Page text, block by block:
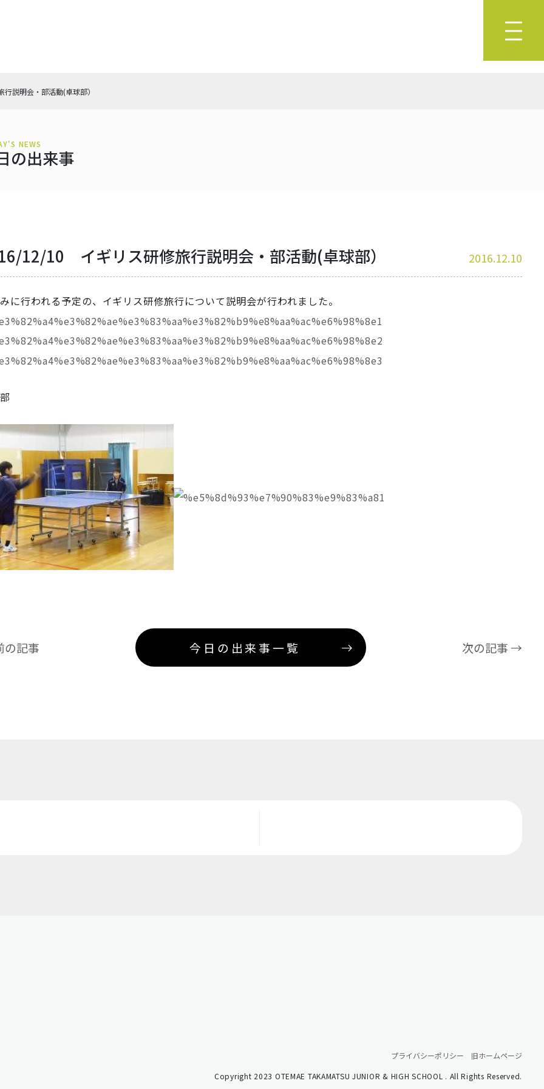
説明会・部活動(卓球部）
NEWS
の出来事
12/10 イギリス研修旅行説明会・部活動(卓球部） 2016.12.10
に行われる予定の、イギリス研修旅行について説明会が行われました。
記事 次の記事 →
今日の出来事一覧
プライバシーポリシー
旧ホームページ
Copyright 2023 OTEMAE TAKAMATSU JUNIOR & HIGH SCHOOL . All Rights Reserved.